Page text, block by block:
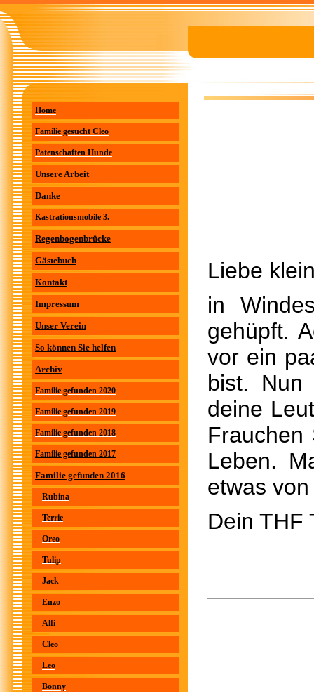
Home
Familie gesucht Cleo
Patenschaften Hunde
Unsere Arbeit
Danke
Kastrationsmobile 3.
Regenbogenbrücke
Gästebuch
Kontakt
Impressum
Unser Verein
So können Sie helfen
Archiv
Familie gefunden 2020
Familie gefunden 2019
Familie gefunden 2018
Familie gefunden 2017
Familie gefunden 2016
Rubina
Terrie
Oreo
Tulip
Jack
Enzo
Alfi
Cleo
Leo
Bonny
Liebe
in
gehüpft.
vor ein
bist.
deine
Frauchen
Leben.
etwas
Dein THF